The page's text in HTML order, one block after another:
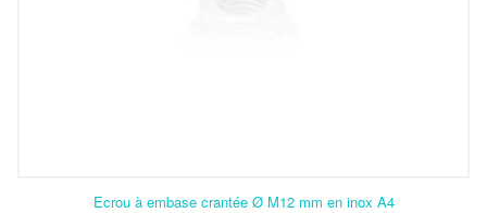
Ecrou à embase crantée Ø M12 mm en inox A4